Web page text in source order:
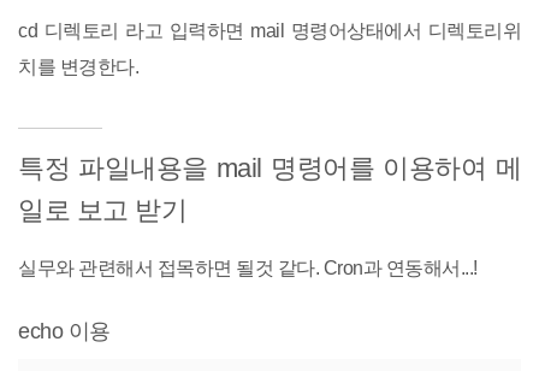
cd 디렉토리 라고 입력하면 mail 명령어상태에서 디렉토리위
치를 변경한다.
특정 파일내용을 mail 명령어를 이용하여 메
일로 보고 받기
실무와 관련해서 접목하면 될것 같다. Cron과 연동해서...!
echo 이용